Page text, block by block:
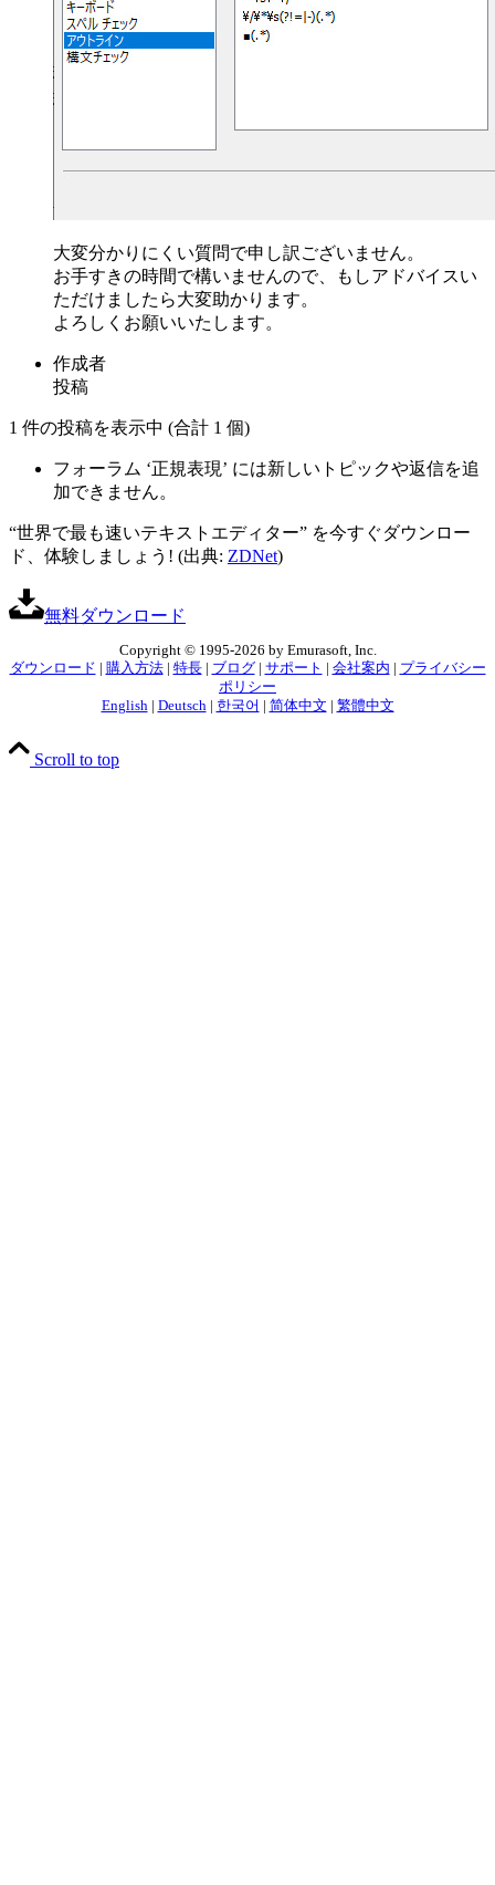
大変分かりにくい質問で申し訳ございません。
お手すきの時間で構いませんので、もしアドバイスい
ただけましたら大変助かります。
よろしくお願いいたします。
作成者
投稿
1 件の投稿を表示中 (合計 1 個)
フォーラム ‘正規表現’ には新しいトピックや返信を追
加できません。
“世界で最も速いテキストエディター” を今すぐダウンロー
ド、体験しましょう! (出典: ZDNet)
無料ダウンロード
Copyright © 1995-2026 by Emurasoft, Inc.
ダウンロード
購入方法| 特長| ブログ| サポート 会社案内
プライバシー
ポリシー
English| Deutsch| 한국어 简体中文 繁體中文
Scroll to top